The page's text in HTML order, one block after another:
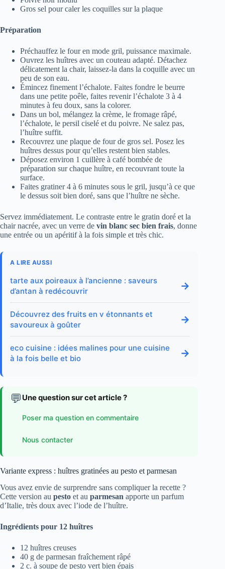
Gros sel pour caler les coquilles sur la plaque
Préparation
Préchauffez le four en mode gril, puissance maximale.
Ouvrez les huîtres avec un couteau adapté. Détachez
délicatement la chair, laissez-la dans la coquille avec un
peu de son eau.
Émincez finement l’échalote. Faites fondre le beurre
dans une petite poêle, faites revenir l’échalote 3 à 4
minutes à feu doux, sans la colorer.
Dans un bol, mélangez la crème, le fromage râpé,
l’échalote, le persil ciselé et du poivre. Ne salez pas,
l’huître suffit.
Recouvrez une plaque de four de gros sel. Posez les
huîtres dessus pour qu’elles restent bien stables.
Déposez environ 1 cuillère à café bombée de
préparation sur chaque huître, en recouvrant toute la
surface.
Faites gratiner 4 à 6 minutes sous le gril, jusqu’à ce que
le dessus soit bien doré, sans que l’huître ne sèche.
Servez immédiatement. Le contraste entre le gratin doré et la
chair nacrée, avec un verre de vin blanc sec bien frais, donne
une entrée ou un apéritif à la fois simple et très chic.
A LIRE AUSSI
tarte aux poireaux à l’ancienne : saveurs
d’antan à redécouvrir
→
Découvrez des fruits en v étonnants et
savoureux à goûter
→
eco cuisine : idées malines pour une cuisine
à la fois belle et bio
→
💬 Une question sur cet article ?
Poser ma question en commentaire
Nous contacter
Variante express : huîtres gratinées au pesto et parmesan
Vous avez envie de surprendre sans compliquer la recette ?
Cette version au pesto et au parmesan apporte un parfum
d’Italie, très doux avec l’iode de l’huître.
Ingrédients pour 12 huîtres
12 huîtres creuses
40 g de parmesan fraîchement râpé
2 c. à soupe de pesto vert bien épais